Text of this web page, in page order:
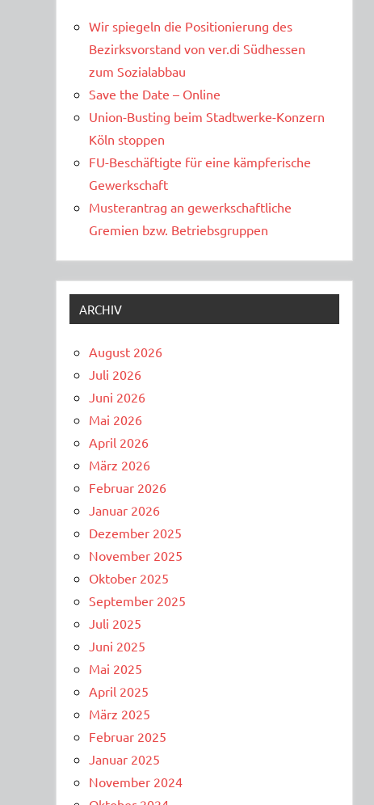
Wir spiegeln die Positionierung des
Bezirksvorstand von ver.di Südhessen
zum Sozialabbau
Save the Date – Online
Union-Busting beim Stadtwerke-Konzern
Köln stoppen
FU-Beschäftigte für eine kämpferische
Gewerkschaft
Musterantrag an gewerkschaftliche
Gremien bzw. Betriebsgruppen
ARCHIV
August 2026
Juli 2026
Juni 2026
Mai 2026
April 2026
März 2026
Februar 2026
Januar 2026
Dezember 2025
November 2025
Oktober 2025
September 2025
Juli 2025
Juni 2025
Mai 2025
April 2025
März 2025
Februar 2025
Januar 2025
November 2024